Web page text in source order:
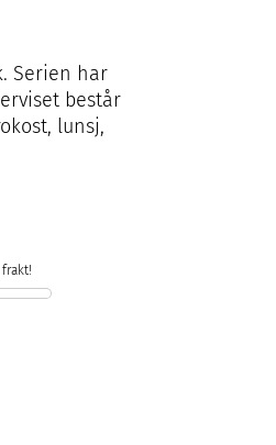
Serien har
består
lunsj,